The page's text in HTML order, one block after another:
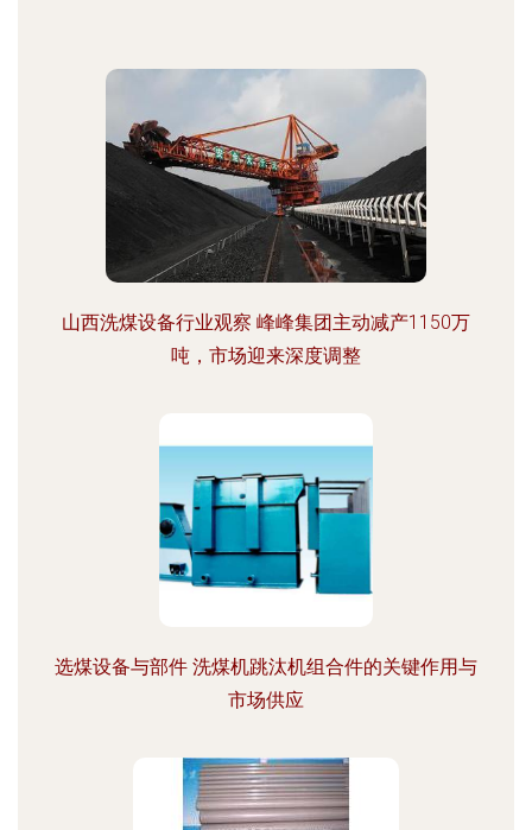
山西洗煤设备行业观察 峰峰集团主动减产1150万
吨，市场迎来深度调整
选煤设备与部件 洗煤机跳汰机组合件的关键作用与
市场供应